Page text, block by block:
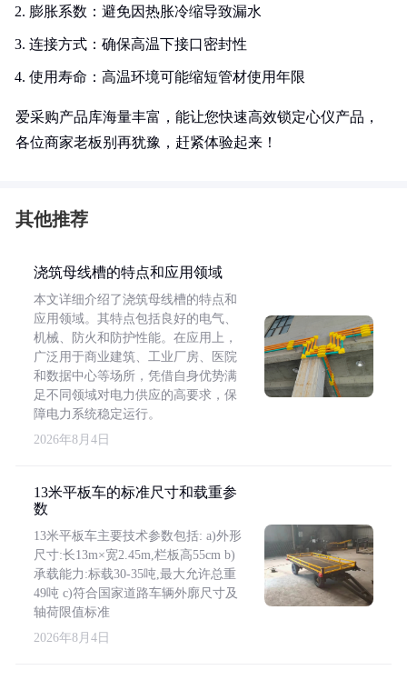
膨胀系数：避免因热胀冷缩导致漏水
连接方式：确保高温下接口密封性
使用寿命：高温环境可能缩短管材使用年限
爱采购产品库海量丰富，能让您快速高效锁定心仪产品，
各位商家老板别再犹豫，赶紧体验起来！
其他推荐
浇筑母线槽的特点和应用领域
本文详细介绍了浇筑母线槽的特点和
应用领域。其特点包括良好的电气、
机械、防火和防护性能。在应用上，
广泛用于商业建筑、工业厂房、医院
和数据中心等场所，凭借自身优势满
足不同领域对电力供应的高要求，保
障电力系统稳定运行。
2026年8月4日
13米平板车的标准尺寸和载重参
数
13米平板车主要技术参数包括: a)外形
尺寸:长13m×宽2.45m,栏板高55cm b)
承载能力:标载30-35吨,最大允许总重
49吨 c)符合国家道路车辆外廓尺寸及
轴荷限值标准
2026年8月4日